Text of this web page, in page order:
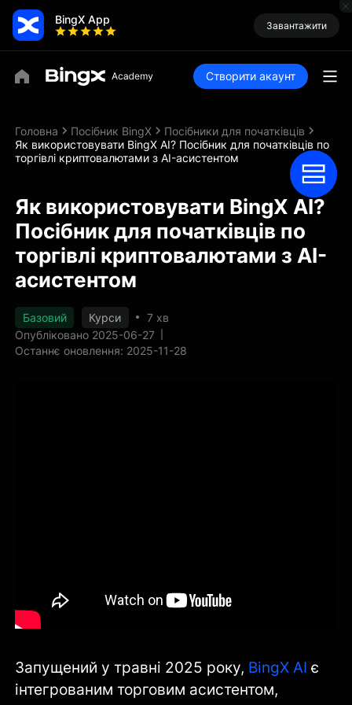
BingX App Завантажити
Створити акаунт
Головна Посібник BingX
Посібники для початківців
Як використовувати BingX AI? Посібник для початківців по
торгівлі криптовалютами з AI-асистентом
Як використовувати BingX AI?
Посібник для початківців по
торгівлі криптовалютами з AI-
асистентом
Базовий Курси
7 хв
Опубліковано 2025-06-27
Останнє оновлення: 2025-11-28
Запущений у травні 2025 року, BingX AI є
інтегрованим торговим асистентом,